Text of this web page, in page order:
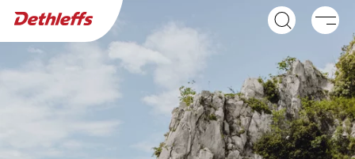
Caravanes
NOUVEAU NOUVEAU
Recherche de concessionnaires